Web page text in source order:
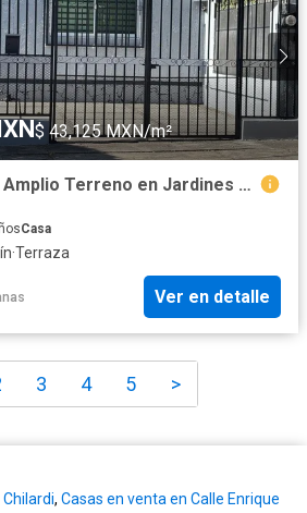
$ 43,125 MXN/m²
Casa en Venta con Amplio Terreno en Jardines Alcalde
Casa
·Terraza
Ver en detalle
3 4 5 >
, Casas en venta en Calle Enrique